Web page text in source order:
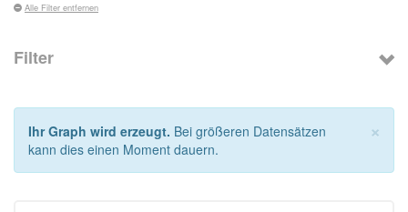
Alle Filter entfernen
Filter
×
Ihr Graph wird erzeugt. Bei größeren Datensätzen
kann dies einen Moment dauern.